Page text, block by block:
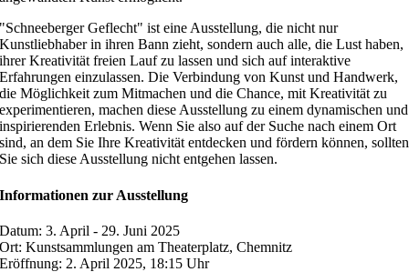
"Schneeberger Geflecht" ist eine Ausstellung, die nicht nur
Kunstliebhaber in ihren Bann zieht, sondern auch alle, die Lust haben,
ihrer Kreativität freien Lauf zu lassen und sich auf interaktive
Erfahrungen einzulassen. Die Verbindung von Kunst und Handwerk,
die Möglichkeit zum Mitmachen und die Chance, mit Kreativität zu
experimentieren, machen diese Ausstellung zu einem dynamischen und
inspirierenden Erlebnis. Wenn Sie also auf der Suche nach einem Ort
sind, an dem Sie Ihre Kreativität entdecken und fördern können, sollten
Sie sich diese Ausstellung nicht entgehen lassen.
Informationen zur Ausstellung
Datum: 3. April - 29. Juni 2025
Ort: Kunstsammlungen am Theaterplatz, Chemnitz
Eröffnung: 2. April 2025, 18:15 Uhr